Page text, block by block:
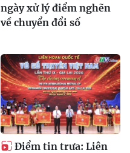
ngày xử lý điểm nghẽn
về chuyển đổi số
Điểm tin trưa: Liên